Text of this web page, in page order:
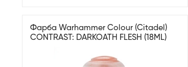
Фарба Warhammer Colour (Citadel)
CONTRAST: DARKOATH FLESH (18ML)